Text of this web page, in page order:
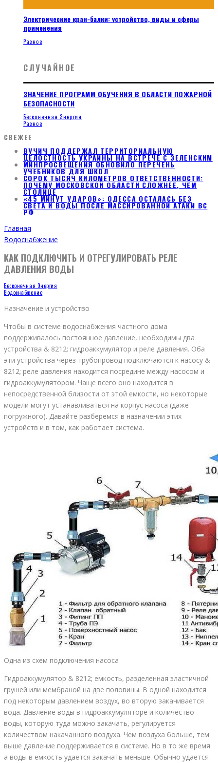
Электрические кран-балки: устройство, виды и сферы
применения
Разное
СЛУЧАЙНОЕ
ЗНАЧЕНИЕ ПРОГРАММ ОБУЧЕНИЯ В ОБЛАСТИ ПОЖАРНОЙ
БЕЗОПАСНОСТИ
Бесконечная Энергия
Разное
СВЕЖЕЕ
ВУЧИЧ ПОДДЕРЖАЛ ТЕРРИТОРИАЛЬНУЮ
ЦЕЛОСТНОСТЬ УКРАИНЫ НА ВСТРЕЧЕ С ЗЕЛЕНСКИМ
МИНПРОСВЕЩЕНИЯ ОБНОВИЛО ПЕРЕЧЕНЬ
УЧЕБНИКОВ ДЛЯ ШКОЛ
СОРОК ТЫСЯЧ КИЛОМЕТРОВ ОТВЕТСТВЕННОСТИ:
ПОЧЕМУ МОСКОВСКОЙ ОБЛАСТИ СЛОЖНЕЕ, ЧЕМ
СТОЛИЦЕ
«45 МИНУТ УДАРОВ»: ОДЕССА ОСТАЛАСЬ БЕЗ
СВЕТА И ВОДЫ ПОСЛЕ МАССИРОВАННОЙ АТАКИ ВС
РФ
Главная
Водоснабжение
КАК ПОДКЛЮЧИТЬ И ОТРЕГУЛИРОВАТЬ РЕЛЕ
ДАВЛЕНИЯ ВОДЫ
Бесконечная Энергия
Водоснабжение
Назначение и устройство
Чтобы в системе водоснабжения частного дома
поддерживалось постоянное давление, необходимы два
устройства & 8212; гидроаккумулятор и реле давления. Оба
эти устройства через трубопровод подключаются к насосу &
8212; реле давления находится посредине между насосом и
гидроаккумулятором. Чаще всего оно находится в
непосредственной близости от этой емкости, но некоторые
модели могут устанавливаться на корпус насоса (даже
погружного). Давайте разберемся в назначении этих
устройств и в том, как работает система.
Одна из схем подключения насоса
Гидроаккумулятор & 8212; емкость, разделенная эластичной
грушей или мембраной на две половины. В одной находится
под некоторым давлением воздух, во вторую закачивается
вода. Давление воды в гидроаккумуляторе и количество
воды, которую туда можно закачать, регулируется
количеством накачанного воздуха. Чем воздуха больше, тем
выше давление поддерживается в системе. Но в то же время
а воды в емкость удается закачать меньше. Обычно удается